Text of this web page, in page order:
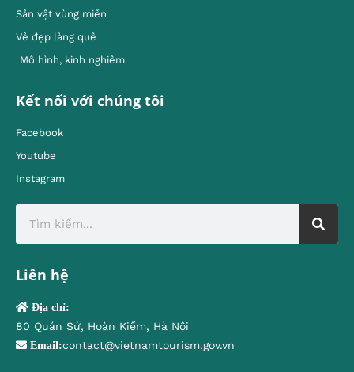
Sản vật vùng miền
Vẻ đẹp làng quê
Mô hình, kinh nghiêm
Kết nối với chúng tôi
Facebook
Youtube
Instagram
Liên hệ
Địa chỉ:
80 Quán Sứ, Hoàn Kiếm, Hà Nội
Email:contact@vietnamtourism.gov.vn